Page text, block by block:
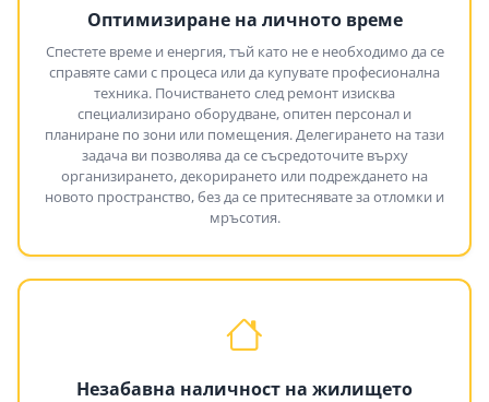
Оптимизиране на личното време
Спестете време и енергия, тъй като не е необходимо да се
справяте сами с процеса или да купувате професионална
техника. Почистването след ремонт изисква
специализирано оборудване, опитен персонал и
планиране по зони или помещения. Делегирането на тази
задача ви позволява да се съсредоточите върху
организирането, декорирането или подреждането на
новото пространство, без да се притеснявате за отломки и
мръсотия.
Незабавна наличност на жилището